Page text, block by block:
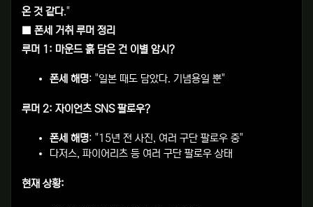
온 것 같다."
■ 폰세 거취 루머 정리
루머 1: 마운드 흙 담은 건 이별 암시?
폰세 해명: "일본 때도 담았다. 기념용일 뿐"
루머 2: 자이언츠 SNS 팔로우?
폰세 해명: "15년 전 사진, 여러 구단 팔로우 중"
다저스, 파이어리츠 등 여러 구단 팔로우 상태
현재 상황: